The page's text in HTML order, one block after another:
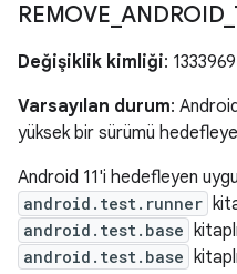
REMOVE _ANDROID_
Değişiklik kimliği:
Varsayılan durum:
yüksek bir sürümü
Android 11'i hedefleyen
android.test.runner
android.test.base
android.test.base